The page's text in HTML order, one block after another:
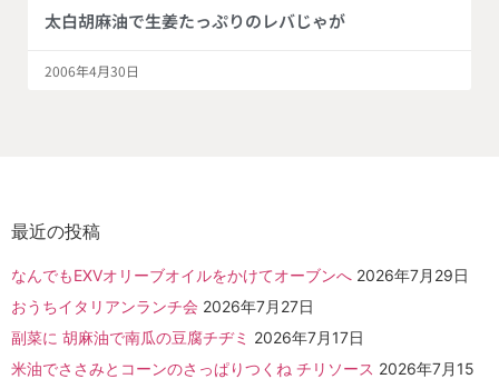
太白胡麻油で生姜たっぷりのレバじゃが
2006年4月30日
最近の投稿
なんでもEXVオリーブオイルをかけてオーブンへ 2026年7月29日
おうちイタリアンランチ会 2026年7月27日
副菜に 胡麻油で南瓜の豆腐チヂミ 2026年7月17日
米油でささみとコーンのさっぱりつくね チリソース 2026年7月15